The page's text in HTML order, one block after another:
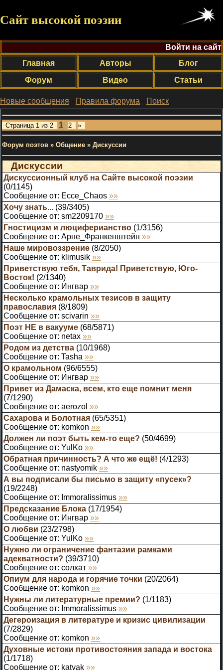
Сайт высокой поэзии
Войти на сайт
Главная
Авторы
Блог
Форум
Видео Статьи
Новые сообщения · Правила форума · Поиск;
Страница 1 из 2 1 2 »
Форум поэтов » Общение » Дискуссии
Дискуссии
Дискуссионный клуб на Сайте высокой поэзии
(0/1145)
Сообщение от: Ecce_Chaos »»
Хочу знать... (39/3405)
Сообщение от: sm2209170 »»
Гностицизм и люциферианство (1/3156)
Сообщение от: Арне_Франкенштейн »»
Наше мировоззрение (8/2050)
Сообщение от: klimusik »»
Приветствую тебя, Таврида! Приветствую, Юго-
Восток! (2/1340)
Сообщение от: Ингвар »»
Несколько крамольных тезисов в защиту
православия (8/1809)
Сообщение от: scivarin »»
Поэт НЕ в вакууме (68/5871)
Сообщение от: netax »»
Родом из детства (10/1968)
Сообщение от: Tasha »»
О крамольном (96/6555)
Сообщение от: Ингвар »»
Привет из Дамаска, всем, кто еще помнит меня
(7/1290)
Сообщение от: aerozol »»
Cахарова и Болотная (65/5351)
Сообщение от: komkon »»
Должен ли поэт быть кем-то еще? (50/4699)
Сообщение от: YulKo »»
Обратная причинность? А что же ещё! (4/1293)
Сообщение от: nastyomik »»
А вы подписали бы письмо в защиту «пусек»?
(19/2248)
Сообщение от: Immoralissimus »»
Предсказание Блока (17/1954)
Сообщение от: Ингвар »»
О любви (23/2798)
Сообщение от: YulKo »»
Нужно ли ограничение фантазии рамками
адекватности? (39/3710)
Сообщение от: солхат »»
Опиум для народа и горячие точки (20/2064)
Сообщение от: komkon »»
Нужны ли литературные премии? (1/1183)
Сообщение от: Immoralissimus »»
Дегероизация в литературе и кризис цивилизации
(7/2829)
Сообщение от: komkon »»
Духовные истоки противостояния запада и востока
(1/1718)
Сообщение от: katyak »»